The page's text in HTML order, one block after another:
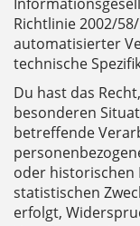
Richtlinie 2002/
automatisierter
technische
Du hast das
besonderen
betreffende
oder historischen
statistischen
erfolgt,